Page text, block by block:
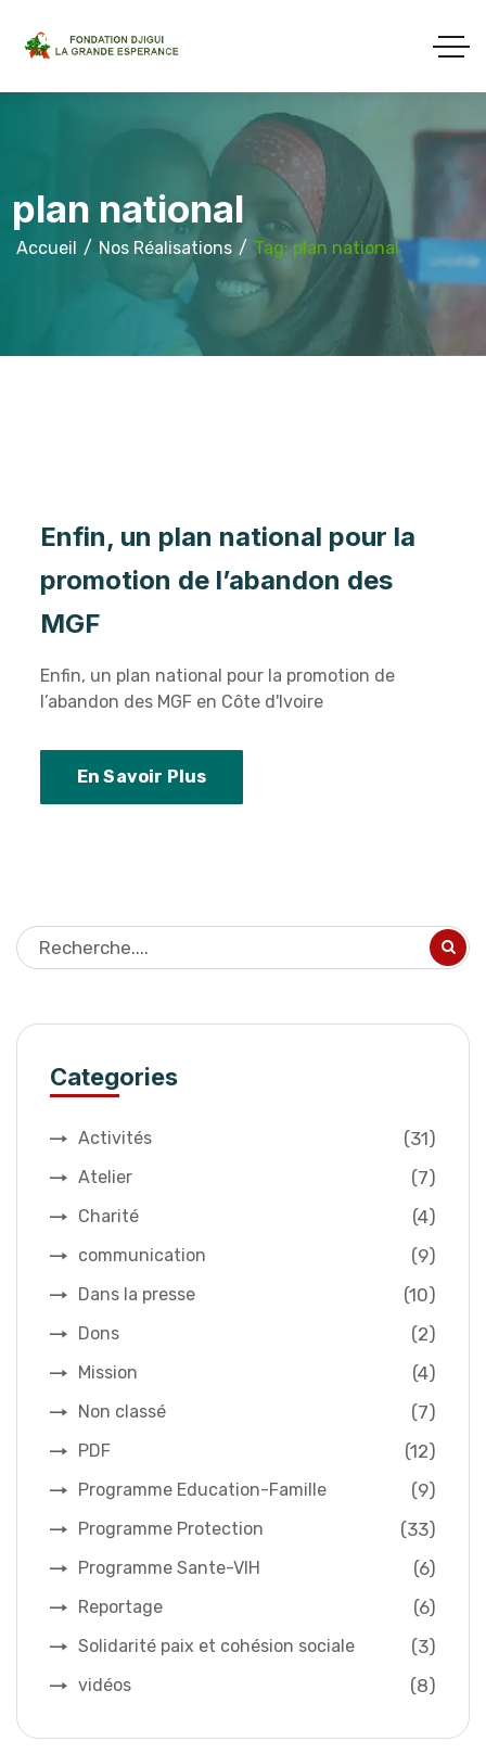
plan national
Accueil Nos Réalisations Tag: plan national
Enfin, un plan national pour la
promotion de l’abandon des
MGF
Enfin, un plan national pour la promotion de
l’abandon des MGF en Côte d'Ivoire
En Savoir Plus
Categories
Activités (31)
Atelier (7)
Charité (4)
communication (9)
Dans la presse (10)
Dons (2)
Mission (4)
Non classé (7)
PDF (12)
Programme Education-Famille (9)
Programme Protection (33)
Programme Sante-VIH (6)
Reportage (6)
Solidarité paix et cohésion sociale (3)
vidéos (8)